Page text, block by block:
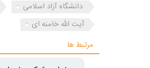
دانشگاه آزاد اسلامی
آیت الله خامنه ای
مرتبط ها